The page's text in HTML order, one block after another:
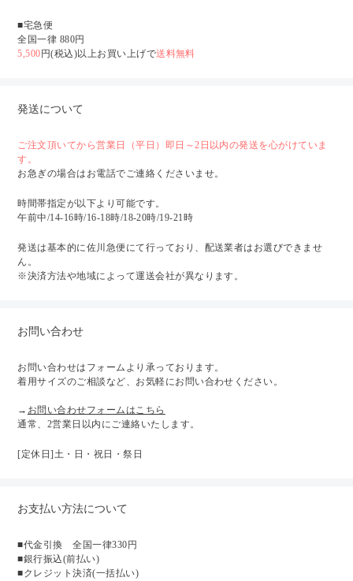
■宅急便
全国一律 880円
5,500 円(税込)以上お買い上げで送料無料
発送について
ご注文頂いてから営業日（平日）即日～2日以内の発送を心がけていま
す。
お急ぎの場合はお電話でご連絡くださいませ。
時間帯指定が以下より可能です。
午前中/14-16時/16-18時/18-20時/19-21時
発送は基本的に佐川急便にて行っており、配送業者はお選びできませ
ん。
※決済方法や地域によって運送会社が異なります。
お問い合わせ
お問い合わせはフォームより承っております。
着用サイズのご相談など、お気軽にお問い合わせください。
→ お問い合わせフォームはこちら
通常、2営業日以内にご連絡いたします。
[定休日]土・日・祝日・祭日
お支払い方法について
■代金引換 全国一律330円
■銀行振込(前払い)
■クレジット決済(一括払い)